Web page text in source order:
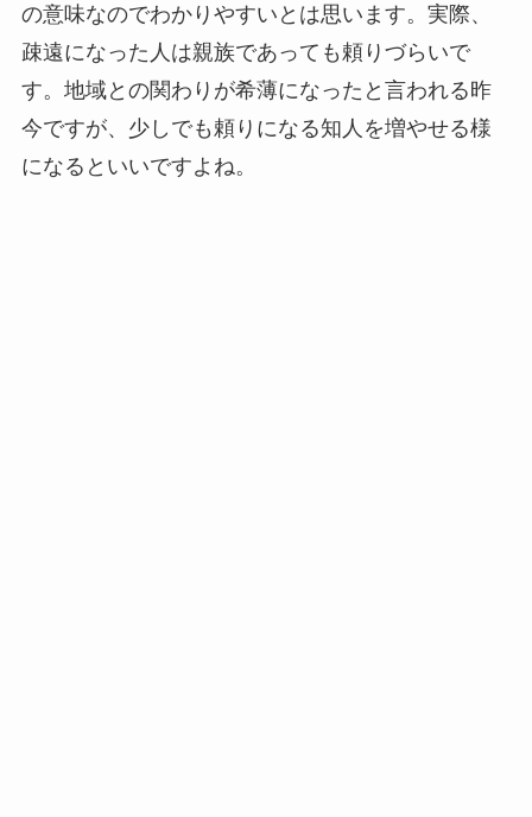
の意味なのでわかりやすいとは思います。実際、
疎遠になった人は親族であっても頼りづらいで
す。地域との関わりが希薄になったと言われる昨
今ですが、少しでも頼りになる知人を増やせる様
になるといいですよね。